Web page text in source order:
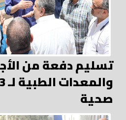
تسليم دفعة من
صحية